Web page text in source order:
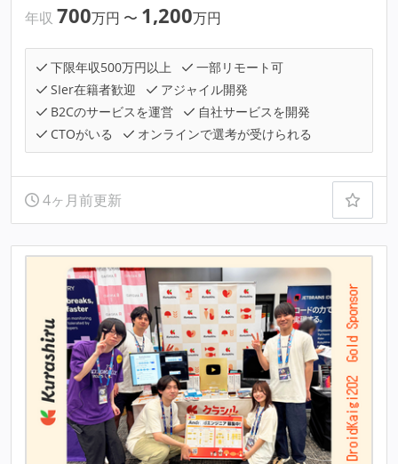
年収 700万円 〜 1,200万円
下限年収500万円以上
一部リモート可
SIer在籍者歓迎
アジャイル開発
B2Cのサービスを運営
自社サービスを開発
CTOがいる
オンラインで選考が受けられる
4ヶ月前更新